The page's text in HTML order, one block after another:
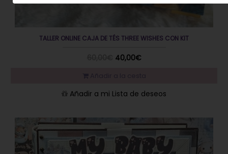
TALLER ONLINE CAJA DE TÉS THREE WISHES CON KIT
40,00€
Añadir a mi Lista de deseos